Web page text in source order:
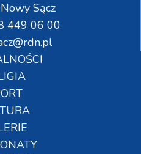
Sącz
449 06 00